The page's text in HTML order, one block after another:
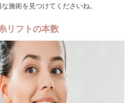
施術を見つけてくださいね。
リフトの本数